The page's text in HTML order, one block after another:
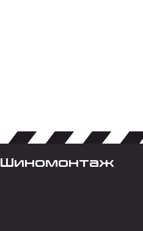
Шиномонтаж